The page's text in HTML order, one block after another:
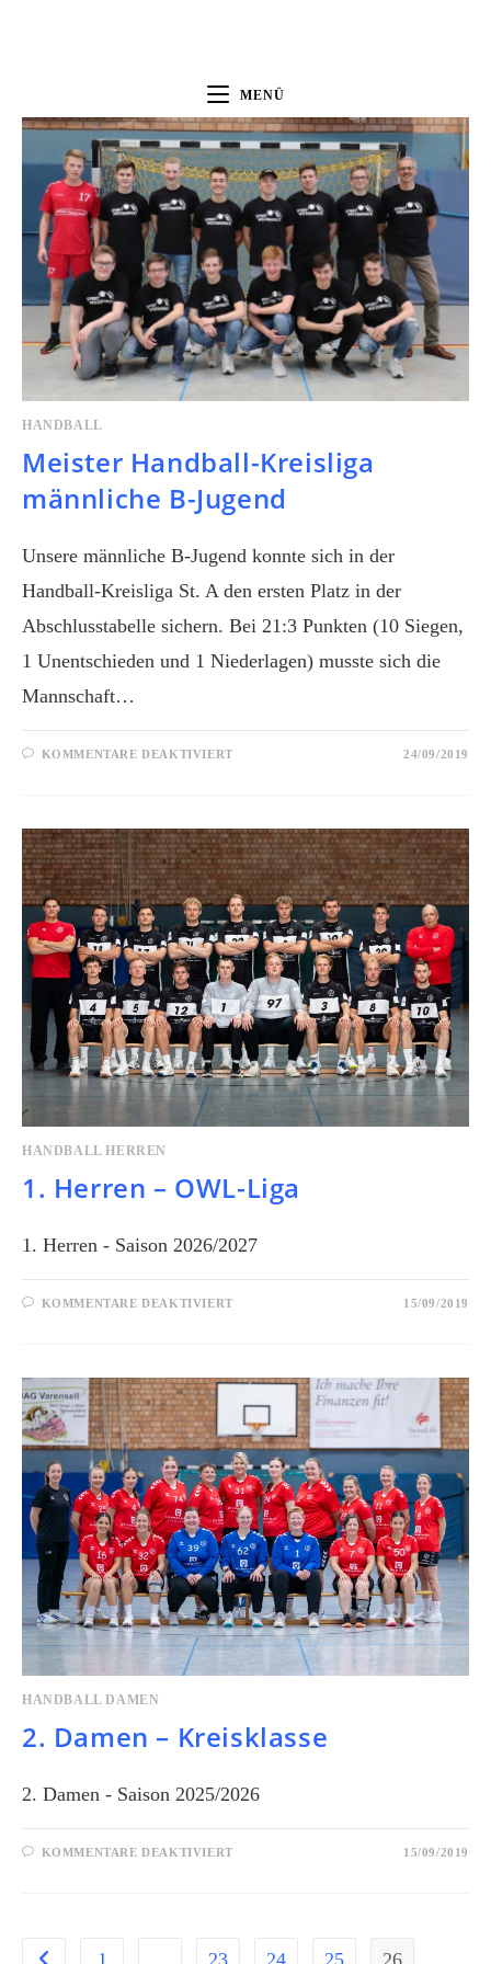
MENÜ
HANDBALL
Meister Handball-Kreisliga
männliche B-Jugend
Unsere männliche B-Jugend konnte sich in der
Handball-Kreisliga St. A den ersten Platz in der
Abschlusstabelle sichern. Bei 21:3 Punkten (10 Siegen,
1 Unentschieden und 1 Niederlagen) musste sich die
Mannschaft…
KOMMENTARE DEAKTIVIERT 24/09/2019
HANDBALL HERREN
1. Herren – OWL-Liga
1. Herren - Saison 2026/2027
KOMMENTARE DEAKTIVIERT 15/09/2019
HANDBALL DAMEN
2. Damen – Kreisklasse
2. Damen - Saison 2025/2026
KOMMENTARE DEAKTIVIERT 15/09/2019
1 23 24 25 26